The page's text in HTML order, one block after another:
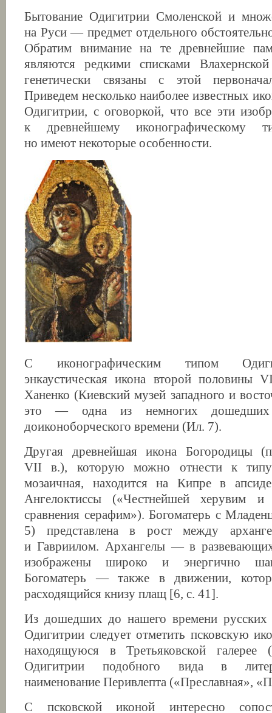
Бытование Одигитрии Смоленской и
на Руси — предмет отдельного
Обратим внимание на те древнейшие
являются редкими списками
генетически связаны с этой
Приведем несколько наиболее известных
Одигитрии, с оговоркой, что все эти
к древнейшему иконографическому
но имеют некоторые особенности.
С иконографическим типом
энкаустическая икона второй половины
Ханенко (Киевский музей западного и
это — одна из немногих
доиконоборческого времени (Ил. 7).
Другая древнейшая икона Богородицы
VII в.), которую можно отнести к
мозаичная, находится на Кипре в
Ангелоктиссы («Честнейшей херувим и
сравнения серафим»). Богоматерь с
5) представлена в рост между
и Гавриилом. Архангелы — в
изображены широко и энергично
Богоматерь — также в движении,
расходящийся книзу плащ [6, с. 41].
Из дошедших до нашего времени русских
Одигитрии следует отметить псковскую
находящуюся в Третьяковской
Одигитрии подобного вида в
наименование Перивлепта («Преславная»,
С псковской иконой интересно